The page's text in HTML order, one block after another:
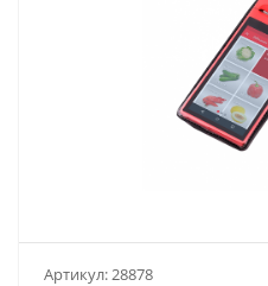
Артикул:28878